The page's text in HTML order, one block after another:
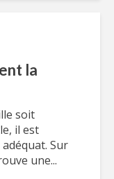
la
soit
il est
Sur
une...